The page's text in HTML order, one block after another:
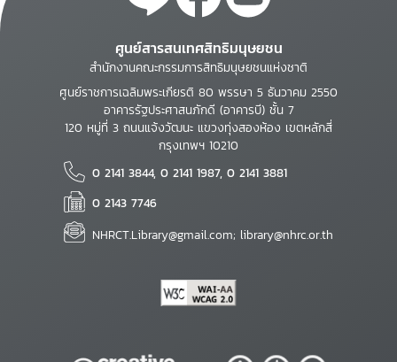
ศูนย์สารสนเทศสิทธิมนุษยชน
สำนักงานคณะกรรมการสิทธิมนุษยชนแห่งชาติ
ศูนย์ราชการเฉลิมพระเกียรติ 80 พรรษา 5 ธันวาคม 2550
อาคารรัฐประศาสนภักดี (อาคารบี) ชั้น 7
120 หมู่ที่ 3 ถนนแจ้งวัฒนะ แขวงทุ่งสองห้อง เขตหลักสี่
กรุงเทพฯ 10210
0 2141 3844, 0 2141 1987, 0 2141 3881
0 2143 7746
NHRCT.Library@gmail.com; library@nhrc.or.th